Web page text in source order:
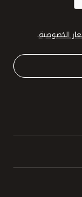
الخصوصية.